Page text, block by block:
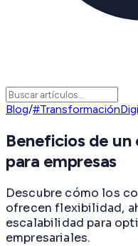
Blog/
Beneficios de
para empresas
Descubre cómo los
ofrecen flexibilidad,
escalabilidad para
empresariales.